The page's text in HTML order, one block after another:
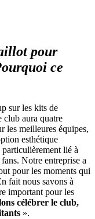
pour
ce
sur les kits de
club aura quatre
les meilleures équipes,
esthétique
lié à
Notre entreprise a
pour les moments qui
fait nous savons à
important pour les
célébrer le club,
».